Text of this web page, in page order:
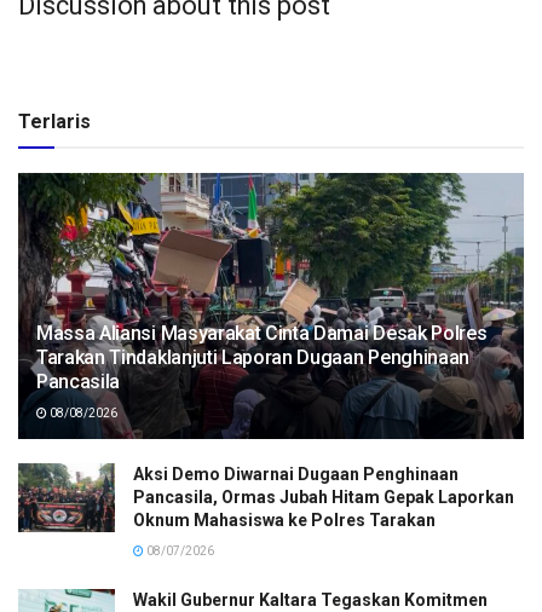
Terlaris
Massa Aliansi Masyarakat Cinta Damai Desak Polres
Tarakan Tindaklanjuti Laporan Dugaan Penghinaan
Pancasila
08/08/2026
Aksi Demo Diwarnai Dugaan Penghinaan
Pancasila, Ormas Jubah Hitam Gepak Laporkan
Oknum Mahasiswa ke Polres Tarakan
08/07/2026
Wakil Gubernur Kaltara Tegaskan Komitmen